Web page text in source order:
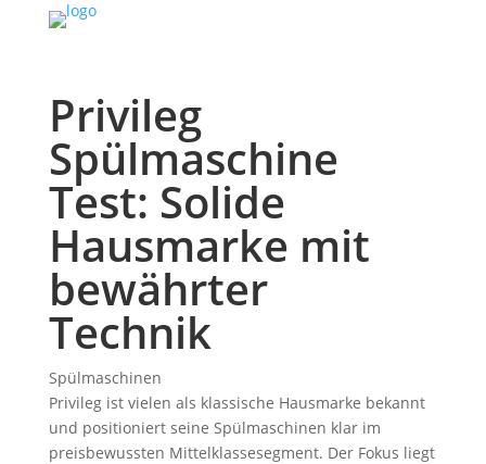
Privileg
Spülmaschine
Test: Solide
Hausmarke mit
bewährter
Technik
Spülmaschinen
Privileg ist vielen als klassische Hausmarke bekannt
und positioniert seine Spülmaschinen klar im
preisbewussten Mittelklassesegment. Der Fokus liegt